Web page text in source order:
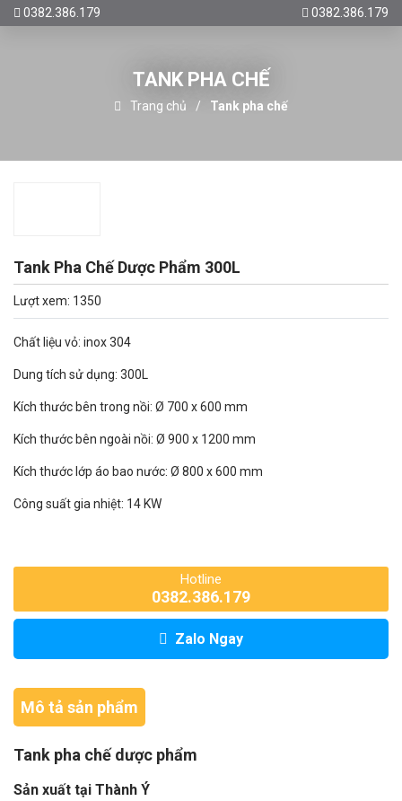
0382.386.179 0382.386.179
TANK PHA CHẾ
Trang chủ Tank pha chế
Tank Pha Chế Dược Phẩm 300L
Lượt xem: 1350
Chất liệu vỏ: inox 304
Dung tích sử dụng: 300L
Kích thước bên trong nồi: Ø 700 x 600 mm
Kích thước bên ngoài nồi: Ø 900 x 1200 mm
Kích thước lớp áo bao nước: Ø 800 x 600 mm
Công suất gia nhiệt: 14 KW
Hotline
0382.386.179
Zalo Ngay
Mô tả sản phẩm
Tank pha chế dược phẩm
Sản xuất tại Thành Ý